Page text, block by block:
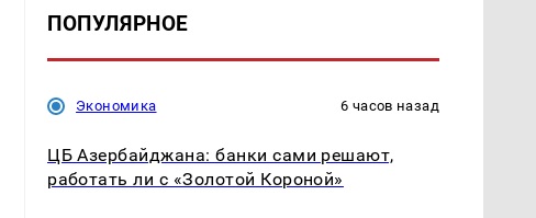
ПОПУЛЯРНОЕ
Экономика 6 часов назад
ЦБ Азербайджана: банки сами решают,
работать ли с «Золотой Короной»